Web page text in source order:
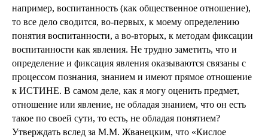
например, воспитанность (как общественное отношение),
то все дело сводится, во-первых, к моему определению
понятия воспитанности, а во-вторых, к методам фиксации
воспитанности как явления. Не трудно заметить, что и
определение и фиксация явления оказываются связаны с
процессом познания, знанием и имеют прямое отношение
к ИСТИНЕ. В самом деле, как я могу оценить предмет,
отношение или явление, не обладая знанием, что он есть
такое по своей сути, то есть, не обладая понятием?
Утверждать вслед за М.М. Жванецким, что «Кислое